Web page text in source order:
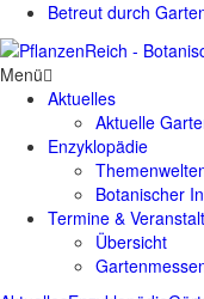
Betreut durch
Menü
Aktuelles
Aktuelle
Enzyklopädie
Botanischer
Termine &
Übersicht